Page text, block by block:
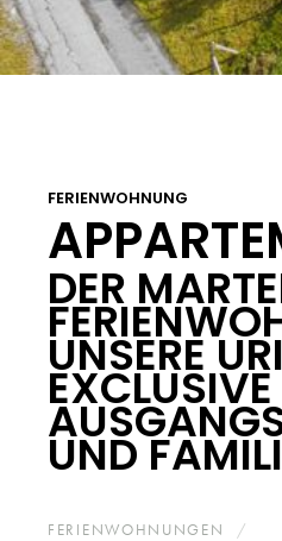
FERIENWOHNUNG
DER
UNSERE
UND
FERIENWOHNUNGEN